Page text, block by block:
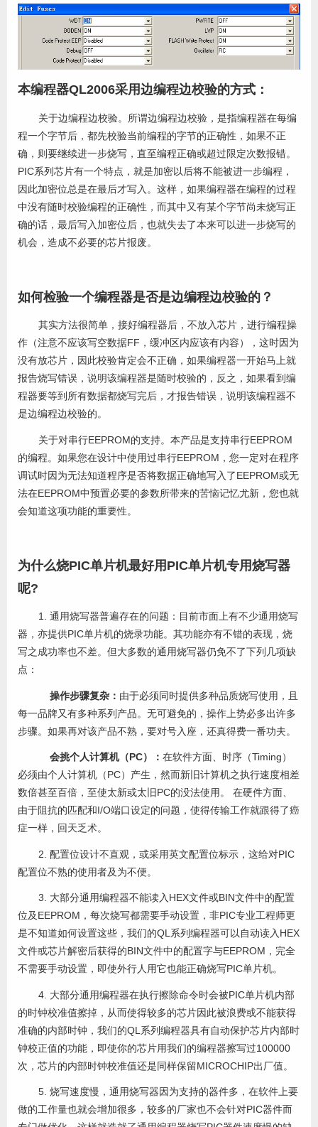
本编程器QL2006采用边编程边校验的方式：
关于边编程边校验。所谓边编程边校验，是指编程器在每编
程一个字节后，都先校验当前编程的字节的正确性，如果不正
确，则要继续进一步烧写，直至编程正确或超过限定次数报错。
PIC系列芯片有一个特点，就是加密以后将不能被进一步编程，
因此加密位总是在最后才写入。这样，如果编程器在编程的过程
中没有随时校验编程的正确性，而其中又有某个字节尚未烧写正
确的话，最后写入加密位后，也就失去了本来可以进一步烧写的
机会，造成不必要的芯片报废。
如何检验一个编程器是否是边编程边校验的？
其实方法很简单，接好编程器后，不放入芯片，进行编程操
作（注意不应该写空数据FF，缓冲区内应该有内容），这时因为
没有放芯片，因此校验肯定会不正确，如果编程器一开始马上就
报告烧写错误，说明该编程器是随时校验的，反之，如果看到编
程器要等到所有数据都烧写完后，才报告错误，说明该编程器不
是边编程边校验的。
关于对串行EEPROM的支持。本产品是支持串行EEPROM
的编程。如果您在设计中使用过串行EEPROM，您一定对在程序
调试时因为无法知道程序是否将数据正确地写入了EEPROM或无
法在EEPROM中预置必要的参数所带来的苦恼记忆尤新，您也就
会知道这项功能的重要性。
为什么烧PIC单片机最好用PIC单片机专用烧写器
呢?
1. 通用烧写器普遍存在的问题：目前市面上有不少通用烧写
器，亦提供PIC单片机的烧录功能。其功能亦有不错的表现，烧
写之成功率也不差。但大多数的通用烧写器仍免不了下列几项缺
点：
操作步骤复杂： 由于必须同时提供多种品质烧写使用，且
每一品牌又有多种系列产品。无可避免的，操作上势必多出许多
步骤。如果再对该产品不熟，要对号入座，还真得费一番功夫。
会挑个人计算机（PC）： 在软件方面、时序（Timing）
必须由个人计算机（PC）产生，然而新旧计算机之执行速度相差
数倍甚至百倍，至使太新或太旧PC的没法使用。 在硬件方面、
由于阻抗的匹配和I/O端口设定的问题，使得传输工作就跟得了癌
症一样，回天乏术。
2. 配置位设计不直观，或采用英文配置位标示，这给对PIC
配置位不熟的使用者及为不便。
3. 大部分通用编程器不能读入HEX文件或BIN文件中的配置
位及EEPROM，每次烧写都需要手动设置，非PIC专业工程师更
是不知道如何设置这些，我们的QL系列编程器可以自动读入HEX
文件或芯片解密后获得的BIN文件中的配置字与EEPROM，完全
不需要手动设置，即使外行人用它也能正确烧写PIC单片机。
4. 大部分通用编程器在执行擦除命令时会被PIC单片机内部
的时钟校准值擦掉，从而使得较多的芯片因此被浪费或不能获得
准确的内部时钟，我们的QL系列编程器具有自动保护芯片内部时
钟校正值的功能，即使你的芯片用我们的编程器擦写过100000
次，芯片的内部时钟校准值还是同样保留MICROCHIP出厂值。
5. 烧写速度慢，通用烧写器因为支持的器件多，在软件上要
做的工作量也就会增加很多，较多的厂家也不会针对PIC器件而